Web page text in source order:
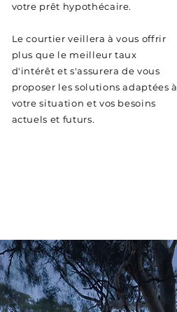
votre prêt hypothécaire.
Le courtier veillera à vous offrir
plus que le meilleur taux
d'intérêt et s'assurera de vous
proposer les solutions adaptées à
votre situation et vos besoins
actuels et futurs.